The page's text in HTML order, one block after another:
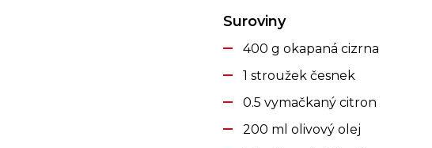
Suroviny
400 g okapaná cizrna
1 stroužek česnek
0.5 vymačkaný citron
200 ml olivový olej